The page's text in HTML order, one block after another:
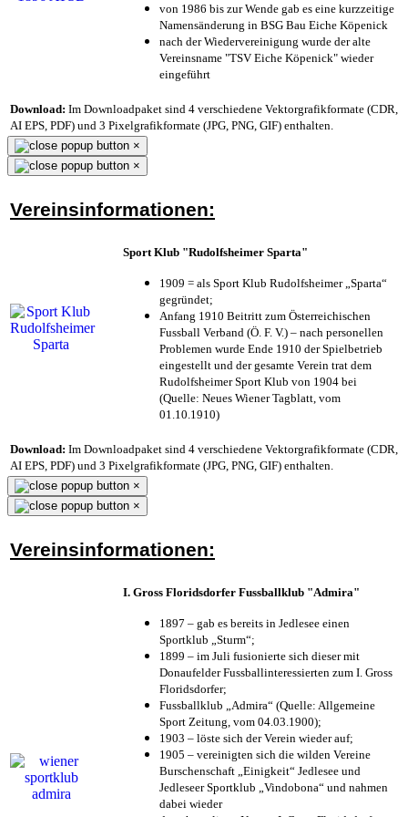
von 1986 bis zur Wende gab es eine kurzzeitige
Namensänderung in BSG Bau Eiche Köpenick
nach der Wiedervereinigung wurde der alte
Vereinsname "TSV Eiche Köpenick" wieder
eingeführt
Download: Im Downloadpaket sind 4 verschiedene Vektorgrafikformate (CDR,
AI EPS, PDF) und 3 Pixelgrafikformate (JPG, PNG, GIF) enthalten.
×
×
Vereinsinformationen:
Sport Klub "Rudolfsheimer Sparta"
1909 = als Sport Klub Rudolfsheimer „Sparta“
gegründet;
Anfang 1910 Beitritt zum Österreichischen
Fussball Verband (Ö. F. V.) – nach personellen
Problemen wurde Ende 1910 der Spielbetrieb
eingestellt und der gesamte Verein trat dem
Rudolfsheimer Sport Klub von 1904 bei
(Quelle: Neues Wiener Tagblatt, vom
01.10.1910)
Download: Im Downloadpaket sind 4 verschiedene Vektorgrafikformate (CDR,
AI EPS, PDF) und 3 Pixelgrafikformate (JPG, PNG, GIF) enthalten.
×
×
Vereinsinformationen:
I. Gross Floridsdorfer Fussballklub "Admira"
1897 – gab es bereits in Jedlesee einen
Sportklub „Sturm“;
1899 – im Juli fusionierte sich dieser mit
Donaufelder Fussballinteressierten zum I. Gross
Floridsdorfer;
Fussballklub „Admira“ (Quelle: Allgemeine
Sport Zeitung, vom 04.03.1900);
1903 – löste sich der Verein wieder auf;
1905 – vereinigten sich die wilden Vereine
Burschenschaft „Einigkeit“ Jedlesee und
Jedleseer Sportklub „Vindobona“ und nahmen
dabei wieder